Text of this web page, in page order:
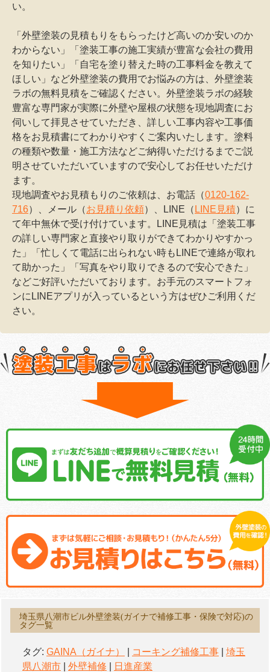
い。
「外壁塗装の見積もりをもらったけど高いのか安いのか
わからない」「塗装工事の施工実績が豊富な会社の費用
を知りたい」「自宅を塗り替えた時の工事料金を教えて
ほしい」など外壁塗装の費用でお悩みの方は、外壁塗装
ラボの無料見積をご確認ください。外壁塗装ラボの経験
豊富な専門家が実際に外壁や屋根の状態を現地調査にお
伺いして拝見させていただき、詳しい工事内容や工事価
格をお見積書にてわかりやすくご案内いたします。塗料
の種類や数量・施工方法などご納得いただけるまでご説
明させていただいていますので安心してお任せいただけ
ます。
現地調査やお見積もりのご依頼は、お電話（0120-162-
716）、メール（お見積り依頼）、LINE（ LINE見積）に
て年中無休で受け付けています。LINE見積は「塗装工事
の詳しい専門家と直接やり取りができてわかりやすかっ
た」「忙しくて電話に出られない時もLINEで連絡が取れ
て助かった」「写真をやり取りできるので安心できた」
などご好評いただいております。お手元のスマートフォ
ンにLINEアプリが入っているという方はぜひご利用くだ
さい。
埼玉県八潮市ビル外壁塗装(ガイナで補修工事・保険で対応)の
タグ一覧
タグ: GAINA（ガイナ） コーキング補修工事
埼玉
県八潮市
外壁補修 日進産業